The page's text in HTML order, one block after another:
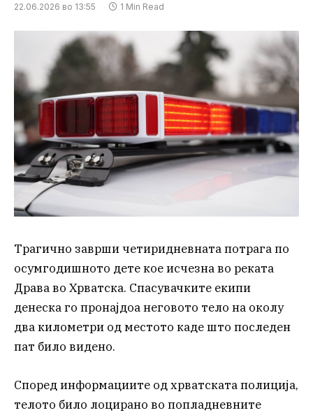
22.06.2026 во 13:55 1 Min Read
Трагично заврши четиридневната потрага по
осумгодишното дете кое исчезна во реката
Драва во Хрватска. Спасувачките екипи
денеска го пронајдоа неговото тело на околу
два километри од местото каде што последен
пат било видено.
Според информациите од хрватската полиција,
телото било лоцирано во попладневните